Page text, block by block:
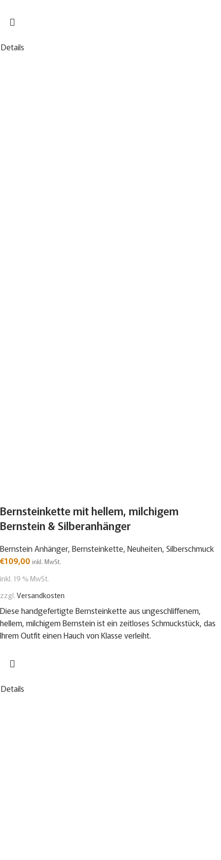
Details
Bernsteinkette mit hellem, milchigem
Bernstein & Silberanhänger
Bernstein Anhänger, Bernsteinkette, Neuheiten, Silberschmuck
€109,00 inkl. MwSt.
inkl. 19 % MwSt.
zzgl.Versandkosten
Diese handgefertigte Bernsteinkette aus ungeschliffenem,
hellem, milchigem Bernstein ist ein zeitloses Schmuckstück, das
Ihrem Outfit einen Hauch von Klasse verleiht.
Details